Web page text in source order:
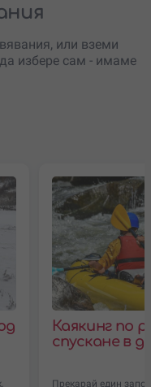
или вземи
избере сам - имаме
Каякинг по
спускане в
Прекарай един